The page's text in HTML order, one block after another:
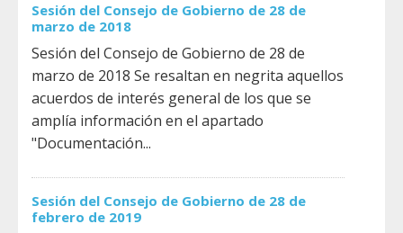
Sesión del Consejo de Gobierno de 28 de
marzo de 2018
Sesión del Consejo de Gobierno de 28 de
marzo de 2018 Se resaltan en negrita aquellos
acuerdos de interés general de los que se
amplía información en el apartado
"Documentación...
Sesión del Consejo de Gobierno de 28 de
febrero de 2019